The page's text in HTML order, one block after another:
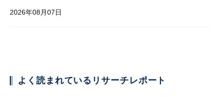
2026年08月07日
よく読まれているリサーチレポート